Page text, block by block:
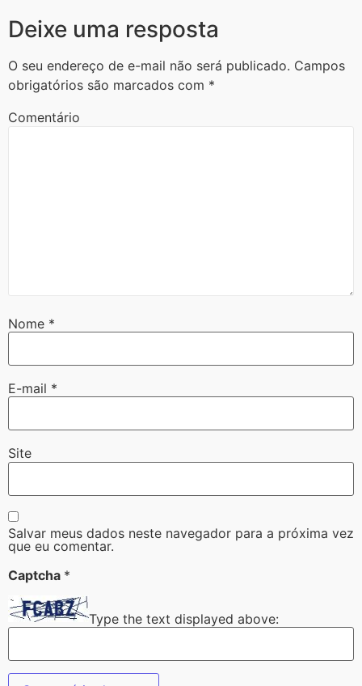
Deixe uma resposta
O seu endereço de e-mail não será publicado. Campos
obrigatórios são marcados com *
Comentário
Nome *
E-mail *
Site
Salvar meus dados neste navegador para a próxima vez
que eu comentar.
Captcha *
Type the text displayed above: